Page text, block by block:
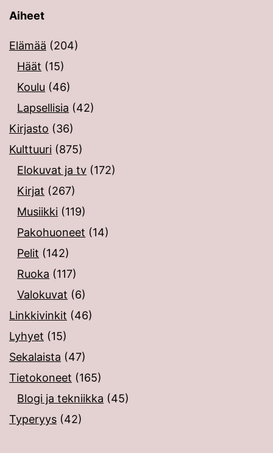
Aiheet
Elämää (204)
Häät (15)
Koulu (46)
Lapsellisia (42)
Kirjasto (36)
Kulttuuri (875)
Elokuvat ja tv (172)
Kirjat (267)
Musiikki (119)
Pakohuoneet (14)
Pelit (142)
Ruoka (117)
Valokuvat (6)
Linkkivinkit (46)
Lyhyet (15)
Sekalaista (47)
Tietokoneet (165)
Blogi ja tekniikka (45)
Typeryys (42)